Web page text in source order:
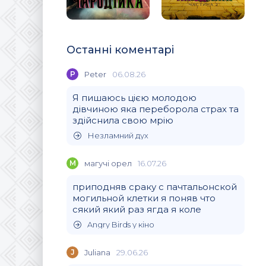
Останні коментарі
P Peter 06.08.26
Я пишаюсь цією молодою
дівчиною яка переборола страх та
здійснила свою мрію
Незламний дух
М магучi орел 16.07.26
приподняв сраку с пачтальонской
могильной клетки я поняв что
сякий який раз ягда я коле
Angry Birds у кіно
J Juliana 29.06.26